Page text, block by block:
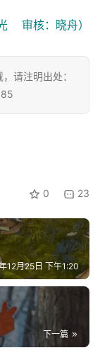
审核：晓舟）
请注明出处：
0 23
12月25日 下午1:20
下一篇